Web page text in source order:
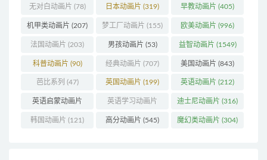
(83)
无对白动画片 (78) 日本动画片 (319) 早教动画片 (405)
机甲类动画片 (207) 梦工厂动画片 (155) 欧美动画片 (996)
法国动画片 (203) 男孩动画片 (53) 益智动画片 (1549)
科普动画片 (90) 经典动画片 (707) 美国动画片 (843)
芭比系列 (47) 英国动画片 (199) 英语动画片 (212)
英语启蒙动画片
(160)
英语学习动画片
(85)
迪士尼动画片 (316)
韩国动画片 (121) 高分动画片 (545) 魔幻类动画片 (304)